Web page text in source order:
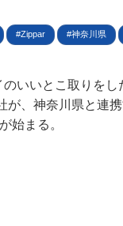
Zippar 神奈川県
いいとこ取りをし
が、神奈川県と連
始まる。